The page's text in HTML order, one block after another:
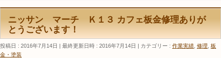
ニッサン マーチ Ｋ１３ カフェ板金修理ありが
とうございます！
投稿日 : 2016年7月14日 最終更新日時 : 2016年7月14日 カテゴリー : 作業実績 修理 板
金・塗装